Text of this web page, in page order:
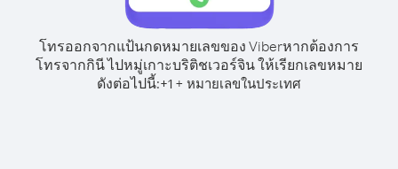
โทรออกจากแป้นกดหมายเลขของ Viberหากต้องการ
โทรจากกินี ไปหมู่เกาะบริติชเวอร์จิน ให้เรียกเลขหมาย
ดังต่อไปนี้:+1 + หมายเลขในประเทศ